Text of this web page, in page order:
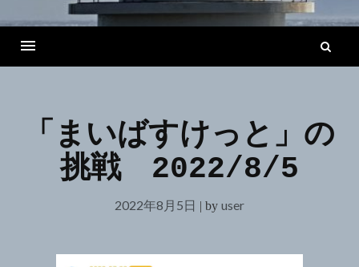
「まいばすけっと」の
挑戦 2022/8/5
2022年8月5日 | by user